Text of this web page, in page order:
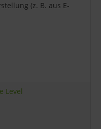
(z. B. aus E-
Level